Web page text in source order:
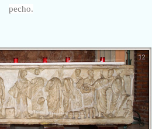
pecho.